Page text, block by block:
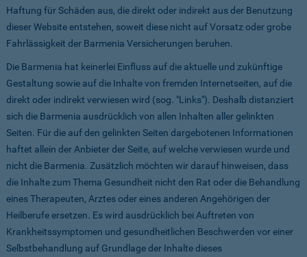
Haftung für Schäden aus, die direkt oder indirekt aus der Benutzung
dieser Website entstehen, soweit diese nicht auf Vorsatz oder grobe
Fahrlässigkeit der Barmenia Versicherungen beruhen.
Die Barmenia hat keinerlei Einfluss auf die aktuelle und zukünftige
Gestaltung sowie auf die Inhalte von fremden Internetseiten, auf die
direkt oder indirekt verwiesen wird (sog. "Links"). Deshalb distanziert
sich die Barmenia ausdrücklich von allen Inhalten aller gelinkten
Seiten. Für die auf den gelinkten Seiten dargebotenen Informationen
haftet allein der Anbieter der Seite, auf welche verwiesen wurde und
nicht die Barmenia. Zusätzlich möchten wir darauf hinweisen, dass
die Inhalte zum Thema Gesundheit nicht den Rat oder die Behandlung
eines Therapeuten, Arztes oder eines anderen Angehörigen der
Heilberufe ersetzen. Es wird ausdrücklich bei Auftreten von
Krankheitssymptomen und gesundheitlichen Beschwerden vor einer
Selbstbehandlung auf Grundlage der Inhalte dieses